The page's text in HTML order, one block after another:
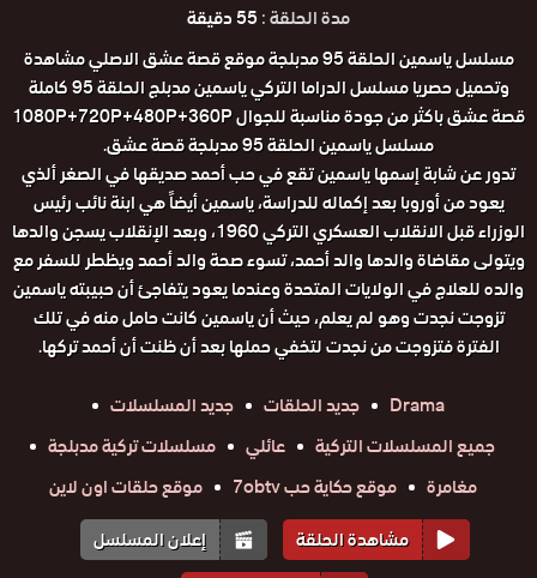
مدة الحلقة :55 دقيقة
مسلسل ياسمين الحلقة 95 مدبلجة موقع قصة عشق الاصلي مشاهدة
وتحميل حصريا مسلسل الدراما التركي ياسمين مدبلج الحلقة 95 كاملة
قصة عشق باكثر من جودة مناسبة للجوال 1080P+720P+480P+360P
مسلسل ياسمين الحلقة 95 مدبلجة قصة عشق.
تدور عن شابة إسمها ياسمين تقع في حب أحمد صديقها في الصغر ألذي
يعود من أوروبا بعد إكماله للدراسة، ياسمين أيضاً هي ابنة نائب رئيس
الوزراء قبل الانقلاب العسكري التركي 1960، وبعد الإنقلاب يسجن والدها
ويتولى مقاضاة والدها والد أحمد، تسوء صحة والد أحمد ويظطر للسفر مع
والده للعلاج في الولايات المتحدة وعندما يعود يتفاجئ أن حبيبته ياسمين
تزوجت نجدت وهو لم يعلم، حيث أن ياسمين كانت حامل منه في تلك
الفترة فتزوجت من نجدت لتخفي حملها بعد أن ظنت أن أحمد تركها.
Drama
جديد الحلقات
جديد المسلسلات
جميع المسلسلات التركية
عائلي
مسلسلات تركية مدبلجة
مغامرة
موقع حكاية حب 7obtv
موقع حلقات اون لاين
مشاهدة الحلقة
إعلان المسلسل